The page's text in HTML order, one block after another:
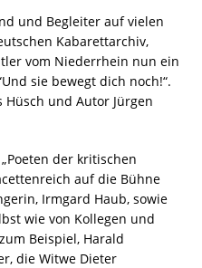
und Begleiter auf vielen
Kabarettarchiv,
vom Niederrhein nun ein
sie bewegt dich noch!“.
Hüsch und Autor Jürgen
der kritischen
auf die Bühne
Irmgard Haub, sowie
wie von Kollegen und
Beispiel, Harald
die Witwe Dieter